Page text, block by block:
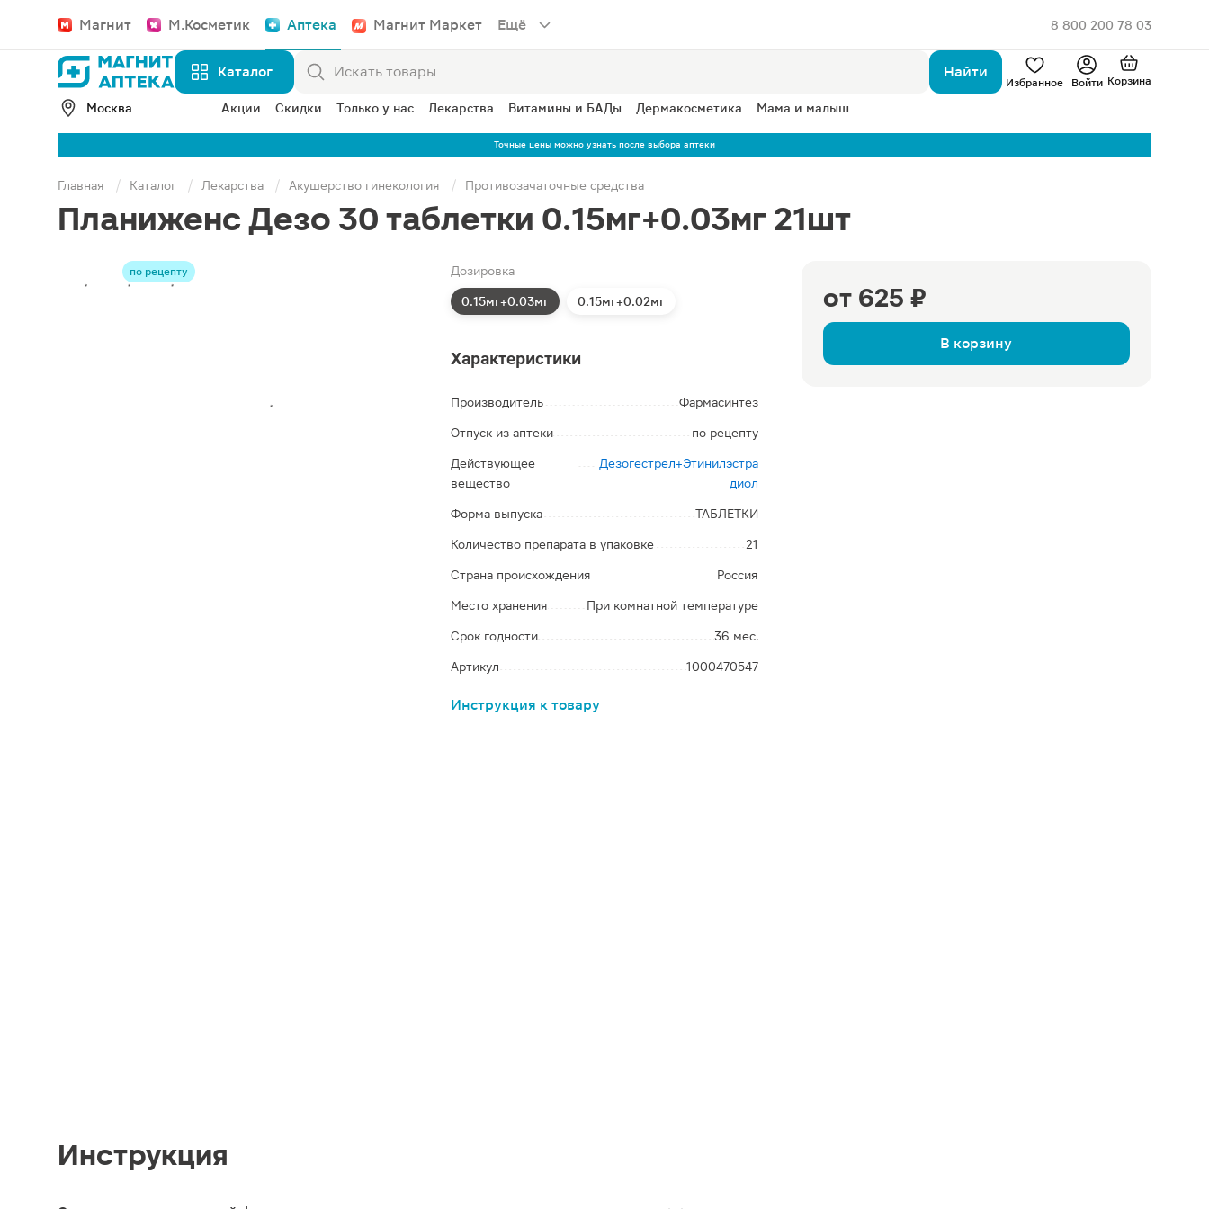
Магнит М.Косметик Аптека Магнит Маркет Ещё 8 800 200 78 03
Каталог Найти
Избранное Войти Корзина
Москва Акции Скидки Только у нас Лекарства Витамины и БАДы Дермакосметика Мама и малыш
Точные цены можно узнать после выбора аптеки
Главная Каталог Лекарства Акушерство гинекология Противозачаточные средства
Планиженс Дезо 30 таблетки 0.15мг+0.03мг 21шт
по рецепту
от 625 ₽
В корзину
Дозировка
0.15мг+0.03мг 0.15мг+0.02мг
Характеристики
Производитель Фармасинтез
Отпуск из аптеки по рецепту
Действующее
вещество
Дезогестрел+Этинилэстра
диол
Форма выпуска ТАБЛЕТКИ
Количество препарата в упаковке 21
Страна происхождения Россия
Место хранения При комнатной температуре
Срок годности 36 мес.
Артикул 1000470547
Инструкция к товару
Инструкция